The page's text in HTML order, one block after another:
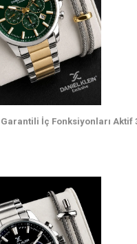
Garantili İç Fonksiyonları Aktif
Erkek Kol Saati EDK.2.14440-9